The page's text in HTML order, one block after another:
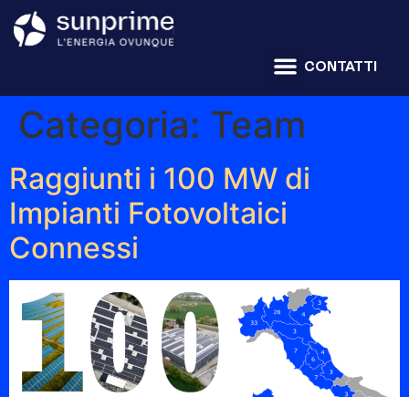
CONTATTI
Categoria: Team
Raggiunti i 100 MW di
Impianti Fotovoltaici
Connessi